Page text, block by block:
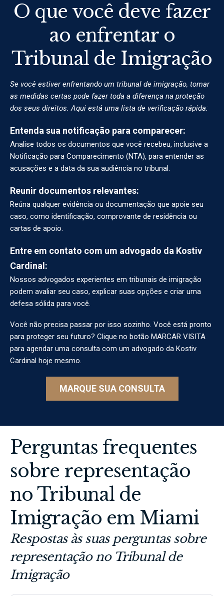
O que você deve fazer
ao enfrentar o
Tribunal de Imigração
Se você estiver enfrentando um tribunal de imigração, tomar
as medidas certas pode fazer toda a diferença na proteção
dos seus direitos. Aqui está uma lista de verificação rápida:
Entenda sua notificação para comparecer:
Analise todos os documentos que você recebeu, inclusive a
Notificação para Comparecimento (NTA), para entender as
acusações e a data da sua audiência no tribunal.
Reunir documentos relevantes:
Reúna qualquer evidência ou documentação que apoie seu
caso, como identificação, comprovante de residência ou
cartas de apoio.
Entre em contato com um advogado da Kostiv
Cardinal:
Nossos advogados experientes em tribunais de imigração
podem avaliar seu caso, explicar suas opções e criar uma
defesa sólida para você.
Você não precisa passar por isso sozinho. Você está pronto
para proteger seu futuro? Clique no botão MARCAR VISITA
para agendar uma consulta com um advogado da Kostiv
Cardinal hoje mesmo.
MARQUE SUA CONSULTA
Perguntas frequentes
sobre representação
no Tribunal de
Imigração em Miami
Respostas às suas perguntas sobre
representação no Tribunal de
Imigração